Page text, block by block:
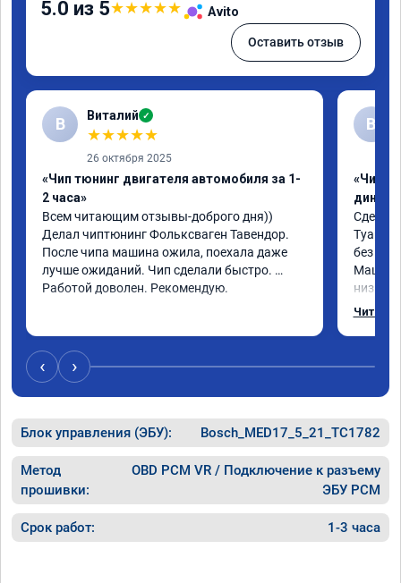
5.0 из 5★★★★★ Avito
Оставить отзыв
В Виталий ✓
★★★★★
26 октября 2025
«Чип тюнинг двигателя автомобиля за 1-
2 часа»
Всем читающим отзывы-доброго дня))
Делал чиптюнинг Фольксваген Тавендор.
После чипа машина ожила, поехала даже
лучше ожиданий. Чип сделали быстро.
Работой доволен. Рекомендую.
В
«Чип
Туарег
без
Машина
низких
км/ч
Читать
‹ ›
Блок управления (ЭБУ): Bosch_MED17_5_21_TC1782
Метод
прошивки:
OBD PCM VR / Подключение к разъему
ЭБУ PCM
Срок работ: 1-3 часа